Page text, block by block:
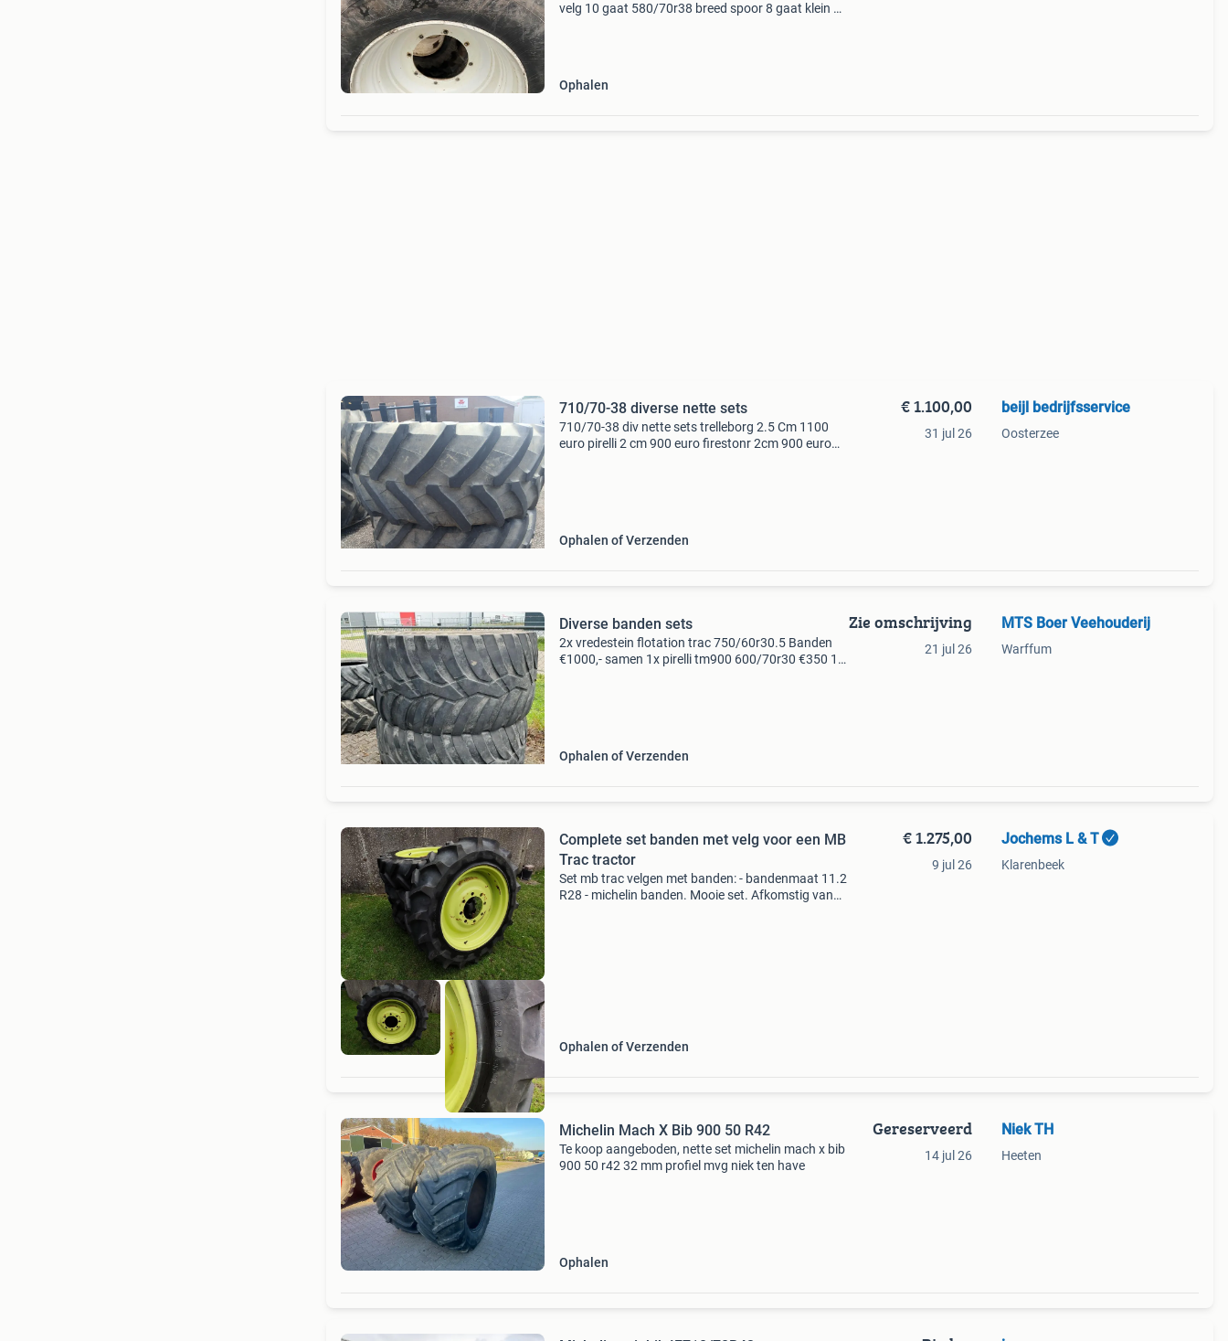
velg 10 gaat 580/70r38 breed spoor 8 gaat klein
Ophalen
710/70-38 diverse nette sets
710/70-38 div nette sets trelleborg 2.5 Cm 1100
euro pirelli 2 cm 900 euro firestonr 2cm 900 euro
Ophalen of Verzenden
€ 1.100,00
31 jul 26
beijl bedrijfsservice
Oosterzee
Diverse banden sets
2x vredestein flotation trac 750/60r30.5 Banden
€1000,- samen 1x pirelli tm900 600/70r30 €350 1x
Ophalen of Verzenden
Zie omschrijving
21 jul 26
MTS Boer Veehouderij
Warffum
Complete set banden met velg voor een MB
Trac tractor
Set mb trac velgen met banden: - bandenmaat 11.2
R28 - michelin banden. Mooie set. Afkomstig van
Ophalen of Verzenden
€ 1.275,00
9 jul 26
Jochems L & T
Klarenbeek
Michelin Mach X Bib 900 50 R42
Te koop aangeboden, nette set michelin mach x bib
900 50 r42 32 mm profiel mvg niek ten have
Ophalen
Gereserveerd
14 jul 26
Niek TH
Heeten